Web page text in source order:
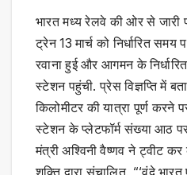
भारत मध्य रेलवे की ओर से जारी
ट्रेन 13 मार्च को निर्धारित
रवाना हुई और आगमन के
स्टेशन पहुंची. प्रेस विज्ञप्ति में
किलोमीटर की यात्रा पूर्ण करने
स्टेशन के प्लेटफॉर्म संख्या आठ
मंत्री अश्विनी वैष्णव ने ट्वीट कर